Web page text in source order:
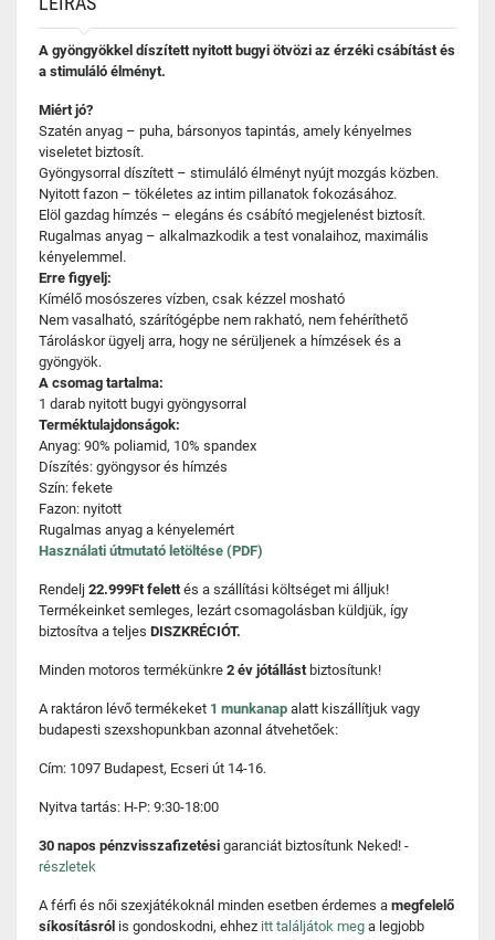
A gyöngyökkel díszített nyitott bugyi ötvözi az érzéki csábítást és
a stimuláló élményt.
Miért jó?
Szatén anyag – puha, bársonyos tapintás, amely kényelmes
viseletet biztosít.
Gyöngysorral díszített – stimuláló élményt nyújt mozgás közben.
Nyitott fazon – tökéletes az intim pillanatok fokozásához.
Elöl gazdag hímzés – elegáns és csábító megjelenést biztosít.
Rugalmas anyag – alkalmazkodik a test vonalaihoz, maximális
kényelemmel.
Erre figyelj:
Kímélő mosószeres vízben, csak kézzel mosható
Nem vasalható, szárítógépbe nem rakható, nem fehéríthető
Tároláskor ügyelj arra, hogy ne sérüljenek a hímzések és a
gyöngyök.
A csomag tartalma:
1 darab nyitott bugyi gyöngysorral
Terméktulajdonságok:
Anyag: 90% poliamid, 10% spandex
Díszítés: gyöngysor és hímzés
Szín: fekete
Fazon: nyitott
Rugalmas anyag a kényelemért
Használati útmutató letöltése (PDF)
Rendelj 22.999Ft felettés a szállítási költséget mi álljuk!
Termékeinket semleges, lezárt csomagolásban küldjük, így
biztosítva a teljes DISZKRÉCIÓT.
Minden motoros termékünkre 2 év jótállást biztosítunk!
A raktáron lévő termékeket 1 munkanap alatt kiszállítjuk vagy
budapesti szexshopunkban azonnal átvehetőek:
Cím: 1097 Budapest, Ecseri út 14-16.
Nyitva tartás: H-P: 9:30-18:00
30 napos pénzvisszafizetési garanciát biztosítunk Neked! -
részletek
A férfi és női szexjátékoknál minden esetben érdemes a megfelelő
síkosításról is gondoskodni, ehhez itt találjátok meg a legjobb